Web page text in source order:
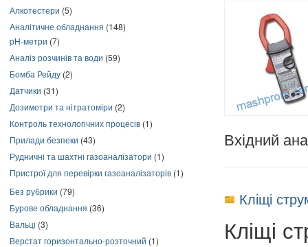
Алкотестери (5)
Аналітичне обладнання (148)
pH-метри (7)
Аналіз розчинів та води (59)
Бомба Рейду (2)
Датчики (31)
Дозиметри та нітратоміри (2)
Контроль технологічних процесів (1)
Прилади безпеки (43)
Рудничні та шахтні газоаналізатори (1)
Пристрої для перевірки газоаналізаторів (1)
Без рубрики (79)
Бурове обладнання (36)
Вальці (3)
Верстат горизонтально-розточний (1)
Вхідний
Кліщі
Кліщі